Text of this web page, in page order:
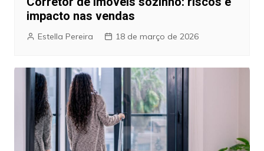
impacto nas vendas
Estella Pereira 18 de março de 2026